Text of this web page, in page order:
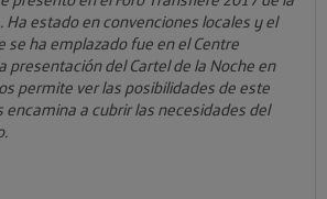
Ha estado en convenciones locales y el
se ha emplazado fue en el Centre
presentación del Cartel de la Noche en
permite ver las posibilidades de este
encamina a cubrir las necesidades del